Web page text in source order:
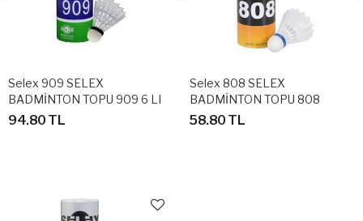
Selex 909 SELEX
BADMİNTON TOPU 909 6 LI
KUTU
94.80 TL
Selex 808 SELEX
BADMİNTON TOPU 808
58.80 TL